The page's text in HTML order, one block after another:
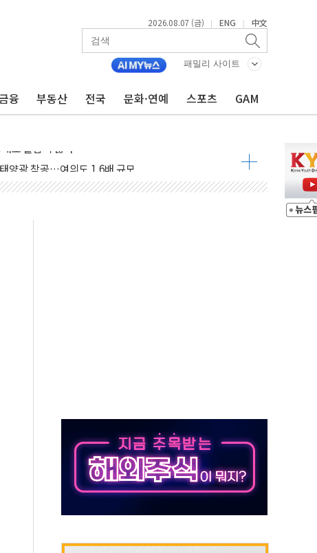
2026.08.07 (금) | ENG | 中文
패밀리 사이트
융 부동산 전국 문화·연예 스포츠 GAM
양광 착공…여의도 1.6배 규모
...금융주 낙폭 커
일 최대 100mm 호우
결… 수니파 국가들의 새 안보 협력 구도
·ETF 매수에도 고유가·금리·입법 지연 '삼중 부담'
유·가스주 올랐지만 빈그룹이 상쇄
기 고조되는 또 다른 중동 화약고
나기 [뉴스핌 줌인]
온열질환자 2872명
與 내부서 '총선·대선 직격탄' 우려